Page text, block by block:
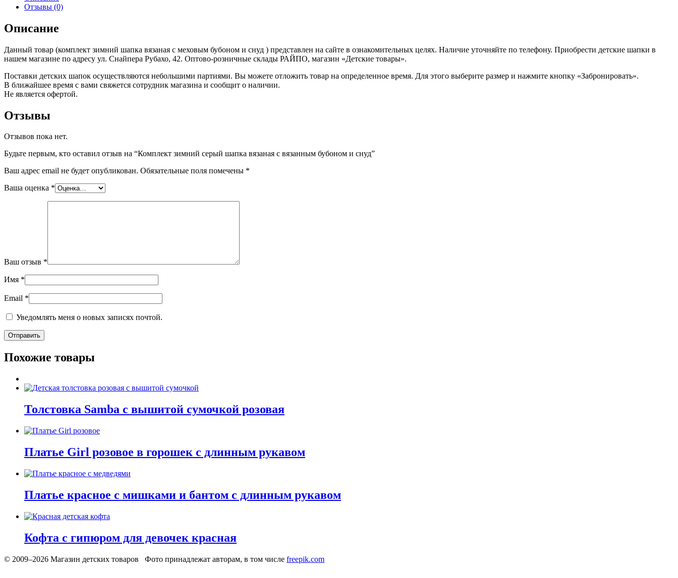
Отзывы (0)
Описание
Данный товар (комплект зимний шапка вязаная с меховым бубоном и снуд ) представлен на сайте в ознакомительных целях. Наличие уточняйте по телефону. Приобрести детские шапки в
нашем магазине по адресу ул. Снайпера Рубахо, 42. Оптово-розничные склады РАЙПО, магазин «Детские товары».
Поставки детских шапок осуществляются небольшими партиями. Вы можете отложить товар на определенное время. Для этого выберите размер и нажмите кнопку «Забронировать».
В ближайшее время с вами свяжется сотрудник магазина и сообщит о наличии.
Не является офертой.
Отзывы
Отзывов пока нет.
Будьте первым, кто оставил отзыв на “Комплект зимний серый шапка вязаная с вязанным бубоном и снуд”
Ваш адрес email не будет опубликован. Обязательные поля помечены *
Ваша оценка *
Ваш отзыв *
Имя *
Email *
Уведомлять меня о новых записях почтой.
Похожие товары
Толстовка Samba с вышитой сумочкой розовая
Платье Girl розовое в горошек с длинным рукавом
Платье красное с мишками и бантом с длинным рукавом
Кофта с гипюром для девочек красная
© 2009–2026 Магазин детских товаров Фото принадлежат авторам, в том числе freepik.com